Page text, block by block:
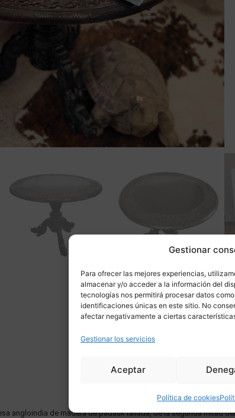
Gestionar
Para ofrecer las mejores experiencias,
almacenar y/o acceder a la información del
tecnologías nos permitirá procesar datos
identificaciones únicas en este sitio. No
afectar negativamente a ciertas
Gestionar los servicios
Aceptar
Política de cookies
angloindia de madera de padauk tallada, de la segunda mitad